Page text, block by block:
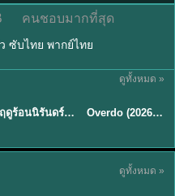
คนชอบมากที่สุด
ซับไทย พากย์ไทย
ดูทั้งหมด »
★8.8 ฤดูร้อนนิรันดร์ (2026) Never-Ending Summer พากย์ไทย EP.1-29
ซับไทย
Overdo (2026) รักเกินแค้น พากย์ไทย ซับไทย EP1-33 (จบ)
ดูทั้งหมด »
Sub EP. 16 | TH
ซับไทย | พากย์
Sub EP. 8 | TH